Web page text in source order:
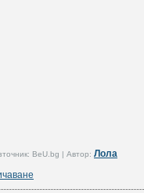
BeU.bg | Автор: Лола